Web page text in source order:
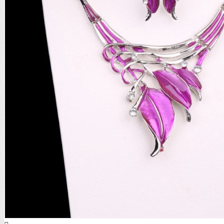
STŘÍBRNÉ VISACÍ
STŘÍBRNÉ OSTATNÍ